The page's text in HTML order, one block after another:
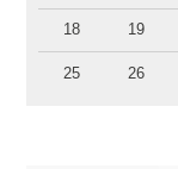
18 19
25 26